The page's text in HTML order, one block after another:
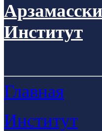
Институт
Главная
Институт